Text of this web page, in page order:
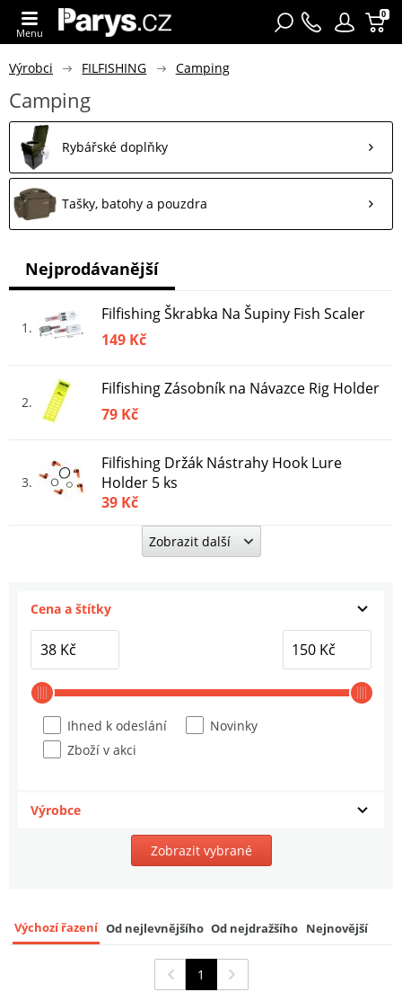
0
Menu
Výrobci FILFISHING Camping
Camping
Rybářské doplňky
Tašky, batohy a pouzdra
1
Filfishing Škrabka Na Šupiny Fish Scaler
149 Kč
2
Filfishing Zásobník na Návazce Rig Holder
79 Kč
3
Filfishing Držák Nástrahy Hook Lure
Holder 5 ks
39 Kč
Filfishing Ohřívače Rukou Filex Hand
Filfishing Ohřívače Nohou Filex Foot
39 Kč
Zobrazit další
Nejprodávanější
Cena a štítky
Ihned k odeslání
Novinky
Zboží v akci
Výrobce
Zobrazit vybrané
Výchozí řazení Od nejlevnějšího Od nejdražšího Nejnovější
1